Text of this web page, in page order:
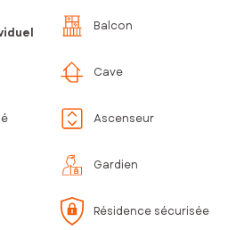
Balcon
Cave
Ascenseur
Gardien
Résidence sécurisée